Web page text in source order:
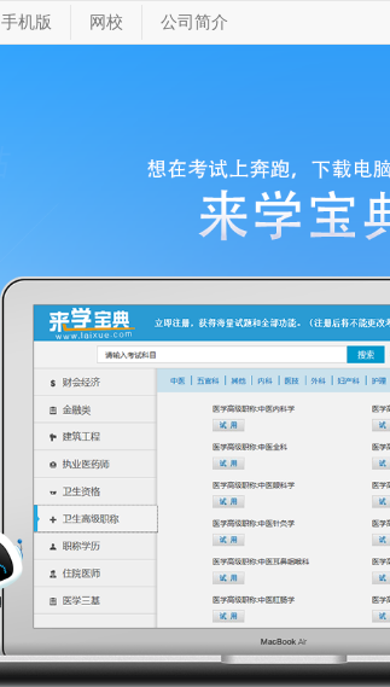
手机版 网校 公司简介